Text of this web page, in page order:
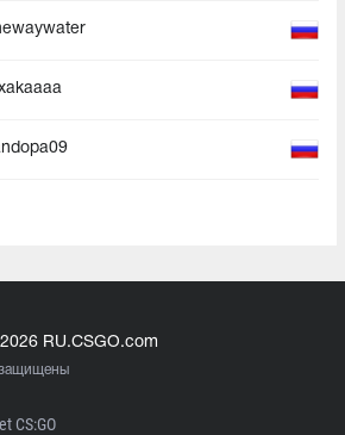
RU.CSGO.com
защищены
CS:GO